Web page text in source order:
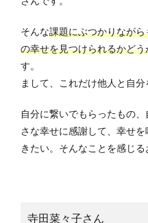
そんな課題にぶつかりなが
の幸せを見つけられるかどう
す。
まして、これだけ他人と自
自分に繋いでもらったもの
さな幸せに感謝して、幸せ
きたい。そんなことを感じる
寺田菜々子さん